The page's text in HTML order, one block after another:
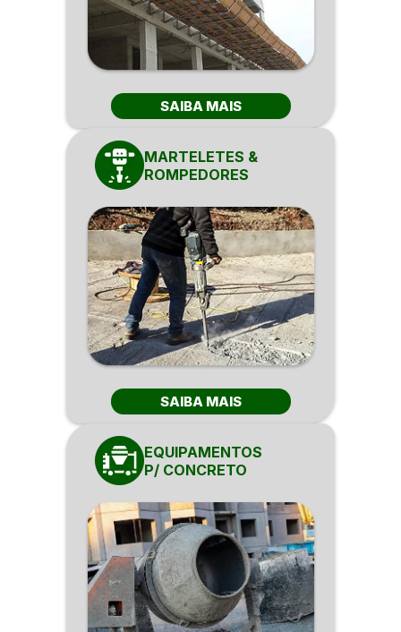
SAIBA MAIS
MARTELETES &
ROMPEDORES
SAIBA MAIS
EQUIPAMENTOS
P/ CONCRETO